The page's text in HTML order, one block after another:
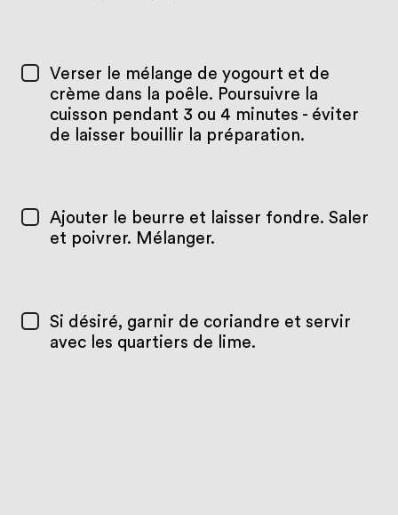
Verser le mélange de yogourt et de
crème dans la poêle. Poursuivre la
cuisson pendant 3 ou 4 minutes - éviter
de laisser bouillir la préparation.
Ajouter le beurre et laisser fondre. Saler
et poivrer. Mélanger.
Si désiré, garnir de coriandre et servir
avec les quartiers de lime.